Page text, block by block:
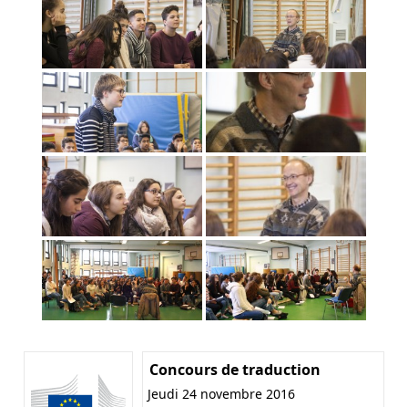
Concours de traduction
Jeudi 24 novembre 2016